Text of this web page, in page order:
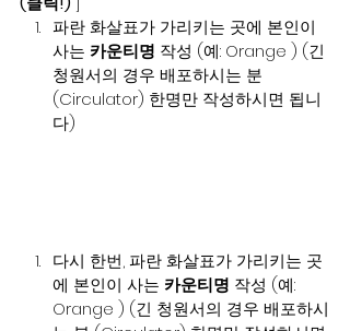
파란 화살표가 가리키는 곳에 본인이
사는 카운티명 작성 (예: Orange ) (긴
청원서의 경우 배포하시는 분
(Circulator) 한명만 작성하시면 됩니
다)
다시 한번, 파란 화살표가 가리키는 곳
에 본인이 사는 카운티명 작성 (예:
Orange ) (긴 청원서의 경우 배포하시